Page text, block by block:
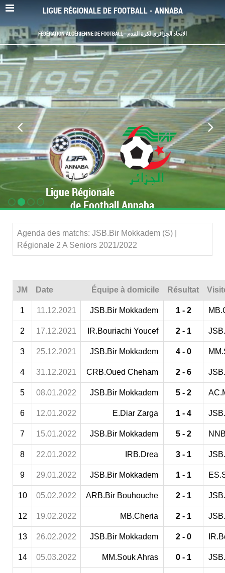
LIGUE RÉGIONALE DE FOOTBALL - ANNABA
FÉDÉRATION ALGÉRIENNE DE FOOTBALL - الاتحاد الجزائري لكرة القدم
Ligue Régionale
de Football Annaba
Agenda des matchs: JSB.Bir Mokkadem (S) |
Régionale 2 A Seniors 2021/2022
JM Date Équipe à domicile Résultat
1 11.12.2021 JSB.Bir Mokkadem 1 - 2
2 17.12.2021 IR.Bouriachi Youcef 2 - 1
3 25.12.2021 JSB.Bir Mokkadem 4 - 0
4 31.12.2021 CRB.Oued Cheham 2 - 6
5 08.01.2022 JSB.Bir Mokkadem 5 - 2
6 12.01.2022 E.Diar Zarga 1 - 4
7 15.01.2022 JSB.Bir Mokkadem 5 - 2
8 22.01.2022 IRB.Drea 3 - 1
9 29.01.2022 JSB.Bir Mokkadem 1 - 1
10 05.02.2022 ARB.Bir Bouhouche 2 - 1
12 19.02.2022 MB.Cheria 2 - 1
13 26.02.2022 JSB.Bir Mokkadem 2 - 0
14 05.03.2022 MM.Souk Ahras 0 - 1